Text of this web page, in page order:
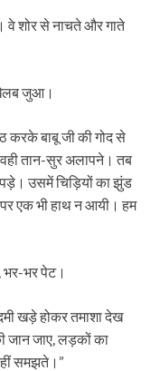
वे शोर से नाचते और गाते
जुआ।
करके बाबू जी की गोद से
तान-सुर अलापने। तब
उसमें चिड़ियों का झुंड
एक भी हाथ न आयी। हम
भर-भर पेट।
खड़े होकर तमाशा देख
जान जाए, लड़कों का
समझते।”